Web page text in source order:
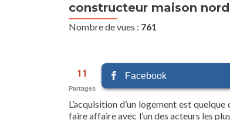
constructeur maison
Nombre de vues : 761
11
Partages
Facebook
L’acquisition d’un logement est
faire affaire avec l’un des acteurs les